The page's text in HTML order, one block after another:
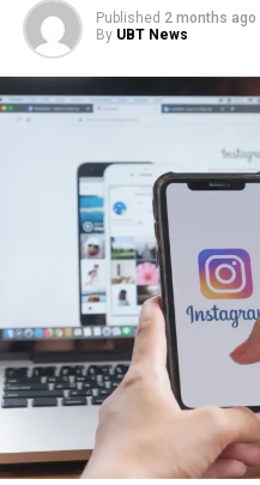
Published 2 months ago
By UBT News